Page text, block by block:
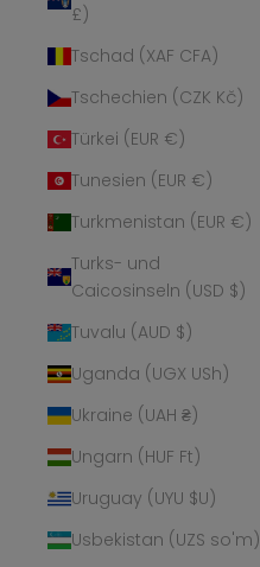
£)
Tschad (XAF CFA)
Tschechien (CZK Kč)
Türkei (EUR €)
Tunesien (EUR €)
Turkmenistan (EUR €)
Turks- und
Caicosinseln (USD $)
Tuvalu (AUD $)
Uganda (UGX USh)
Ukraine (UAH ₴)
Ungarn (HUF Ft)
Uruguay (UYU $U)
Usbekistan (UZS so'm)